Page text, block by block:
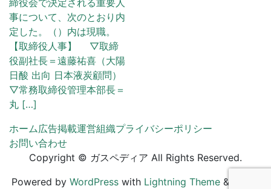
締役会で決定される重要人
事について、次のとおり内
定した。（）内は現職。
【取締役人事】 ▽取締
役副社長＝遠藤祐喜（大陽
日酸 出向 日本液炭顧問）
▽常務取締役管理本部長＝
丸 […]
ホーム広告掲載運営組織プライバシーポリシー
お問い合わせ
Copyright © ガスペディア All Rights Reserved.
Powered by WordPress with Lightning Theme &